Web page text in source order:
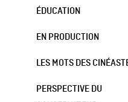
ÉDUCATION
EN PRODUCTION
LES MOTS DES
PERSPECTIVE DU